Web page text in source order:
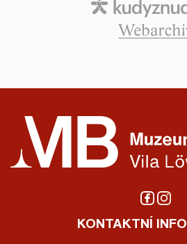
KONTAKTNÍ